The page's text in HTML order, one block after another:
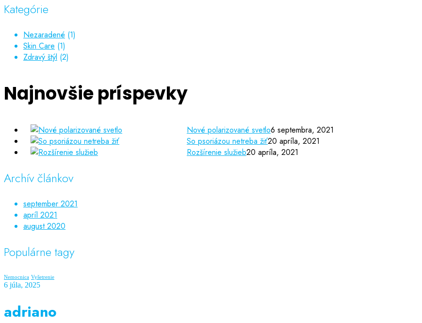
Kategórie
Nezaradené (1)
Skin Care (1)
Zdravý štýl (2)
Najnovšie príspevky
Nové polarizované svetlo6 septembra, 2021
So psoriázou netreba žiť20 apríla, 2021
Rozšírenie služieb20 apríla, 2021
Archív článkov
september 2021
apríl 2021
august 2020
Populárne tagy
Nemocnica Vyšetrenie
6 júla, 2025
adriano